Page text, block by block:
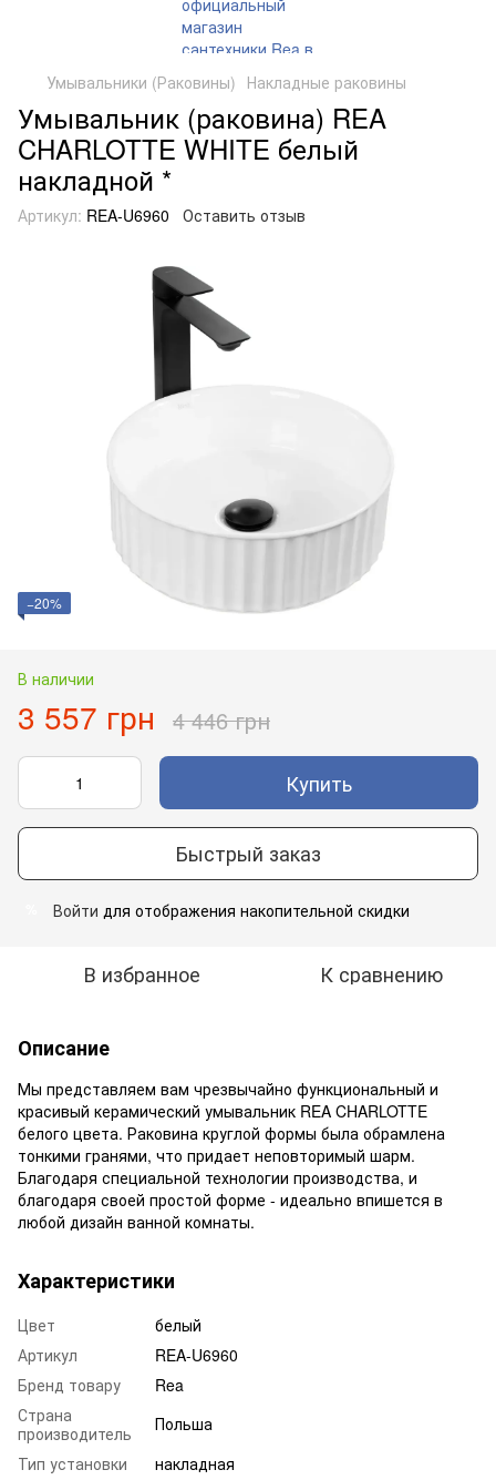
Умывальники (Раковины) Накладные раковины
Умывальник (раковина) REA
CHARLOTTE WHITE белый
накладной *
Артикул: REA-U6960 Оставить отзыв
−20%
В наличии
3 557 грн 4 446 грн
Купить
Быстрый заказ
Войти для отображения накопительной скидки
В избранное К сравнению
Описание
Мы представляем вам чрезвычайно функциональный и
красивый керамический умывальник REA CHARLOTTE
белого цвета. Раковина круглой формы была обрамлена
тонкими гранями, что придает неповторимый шарм.
Благодаря специальной технологии производства, и
благодаря своей простой форме - идеально впишется в
любой дизайн ванной комнаты.
Характеристики
Цвет
белый
Артикул
REA-U6960
Бренд товару
Rea
Страна
производитель
Польша
Тип установки
накладная